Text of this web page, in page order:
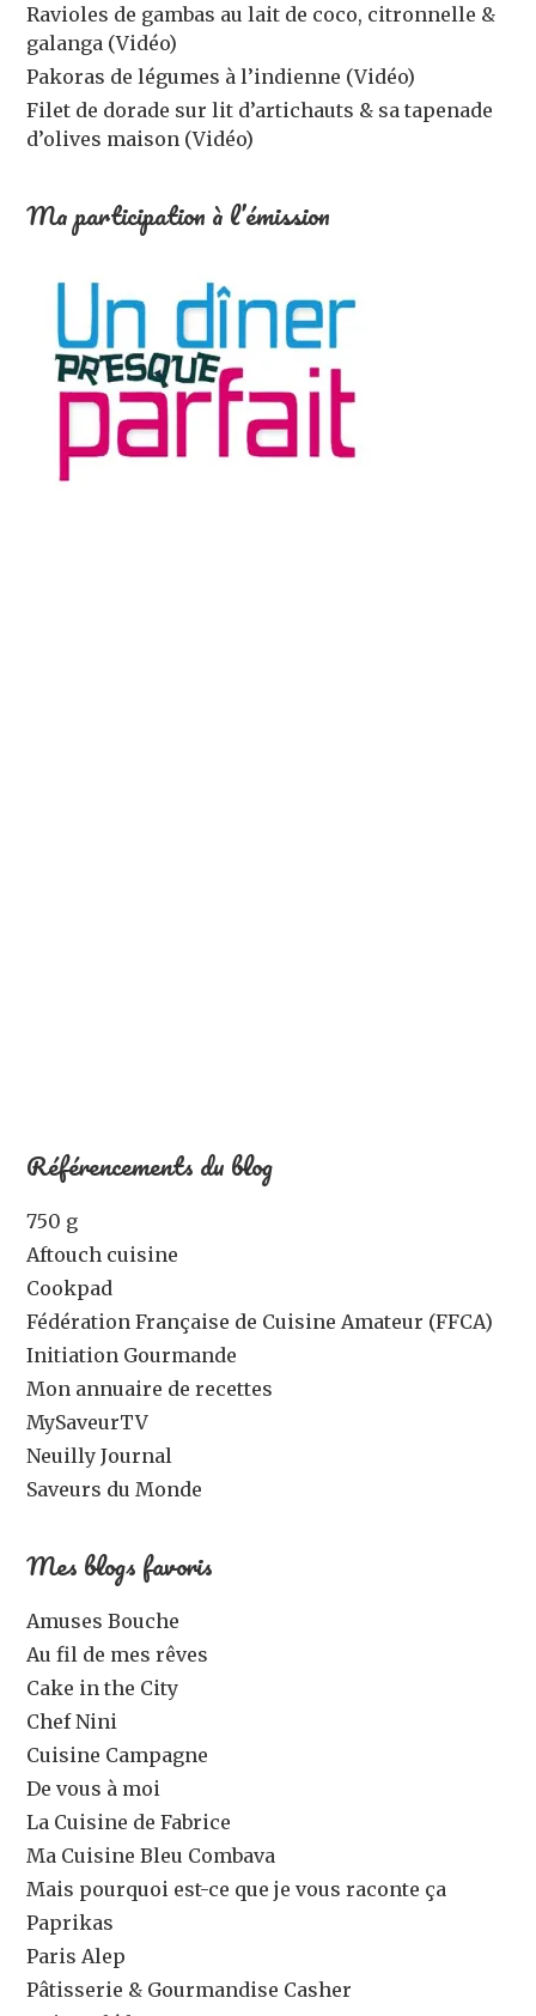
Ravioles de gambas au lait de coco, citronnelle &
galanga (Vidéo)
Pakoras de légumes à l’indienne (Vidéo)
Filet de dorade sur lit d’artichauts & sa tapenade
d’olives maison (Vidéo)
Ma participation à l’émission
Référencements du blog
750 g
Aftouch cuisine
Cookpad
Fédération Française de Cuisine Amateur (FFCA)
Initiation Gourmande
Mon annuaire de recettes
MySaveurTV
Neuilly Journal
Saveurs du Monde
Mes blogs favoris
Amuses Bouche
Au fil de mes rêves
Cake in the City
Chef Nini
Cuisine Campagne
De vous à moi
La Cuisine de Fabrice
Ma Cuisine Bleu Combava
Mais pourquoi est-ce que je vous raconte ça
Paprikas
Paris Alep
Pâtisserie & Gourmandise Casher